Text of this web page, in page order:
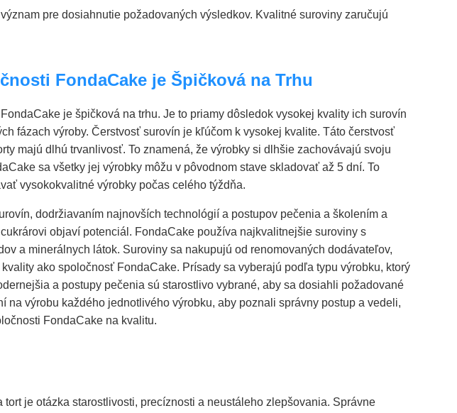
pre dosiahnutie požadovaných výsledkov. Kvalitné suroviny zaručujú
FondaCake je Špičková na Trhu
je špičková na trhu. Je to priamy dôsledok vysokej kvality ich surovín
fázach výroby. Čerstvosť surovín je kľúčom k vysokej kvalite. Táto čerstvosť
majú dlhú trvanlivosť. To znamená, že výrobky si dlhšie zachovávajú svoju
sa všetky jej výrobky môžu v pôvodnom stave skladovať až 5 dní. To
vysokokvalitné výrobky počas celého týždňa.
dodržiavaním najnovších technológií a postupov pečenia a školením a
objaví potenciál. FondaCake používa najkvalitnejšie suroviny s
a minerálnych látok. Suroviny sa nakupujú od renomovaných dodávateľov,
ako spoločnosť FondaCake. Prísady sa vyberajú podľa typu výrobku, ktorý
a postupy pečenia sú starostlivo vybrané, aby sa dosiahli požadované
na výrobu každého jednotlivého výrobku, aby poznali správny postup a vedeli,
FondaCake na kvalitu.
je otázka starostlivosti, precíznosti a neustáleho zlepšovania. Správne